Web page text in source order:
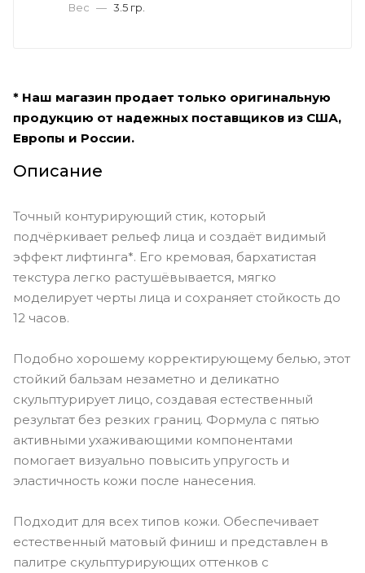
Вес — 3.5 гр.
* Наш магазин продает только оригинальную
продукцию от надежных поставщиков из США,
Европы и России.
Описание
Точный контурирующий стик, который
подчёркивает рельеф лица и создаёт видимый
эффект лифтинга*. Его кремовая, бархатистая
текстура легко растушёвывается, мягко
моделирует черты лица и сохраняет стойкость до
12 часов.
Подобно хорошему корректирующему белью, этот
стойкий бальзам незаметно и деликатно
скульптурирует лицо, создавая естественный
результат без резких границ. Формула с пятью
активными ухаживающими компонентами
помогает визуально повысить упругость и
эластичность кожи после нанесения.
Подходит для всех типов кожи. Обеспечивает
естественный матовый финиш и представлен в
палитре скульптурирующих оттенков с